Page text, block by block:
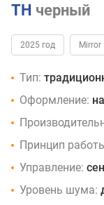
TH черный
2025 год Mirror
Тип:
Оформление:
Принцип
Управление:
Уровень шума: